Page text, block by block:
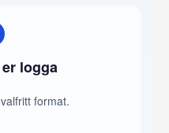
logga
format.